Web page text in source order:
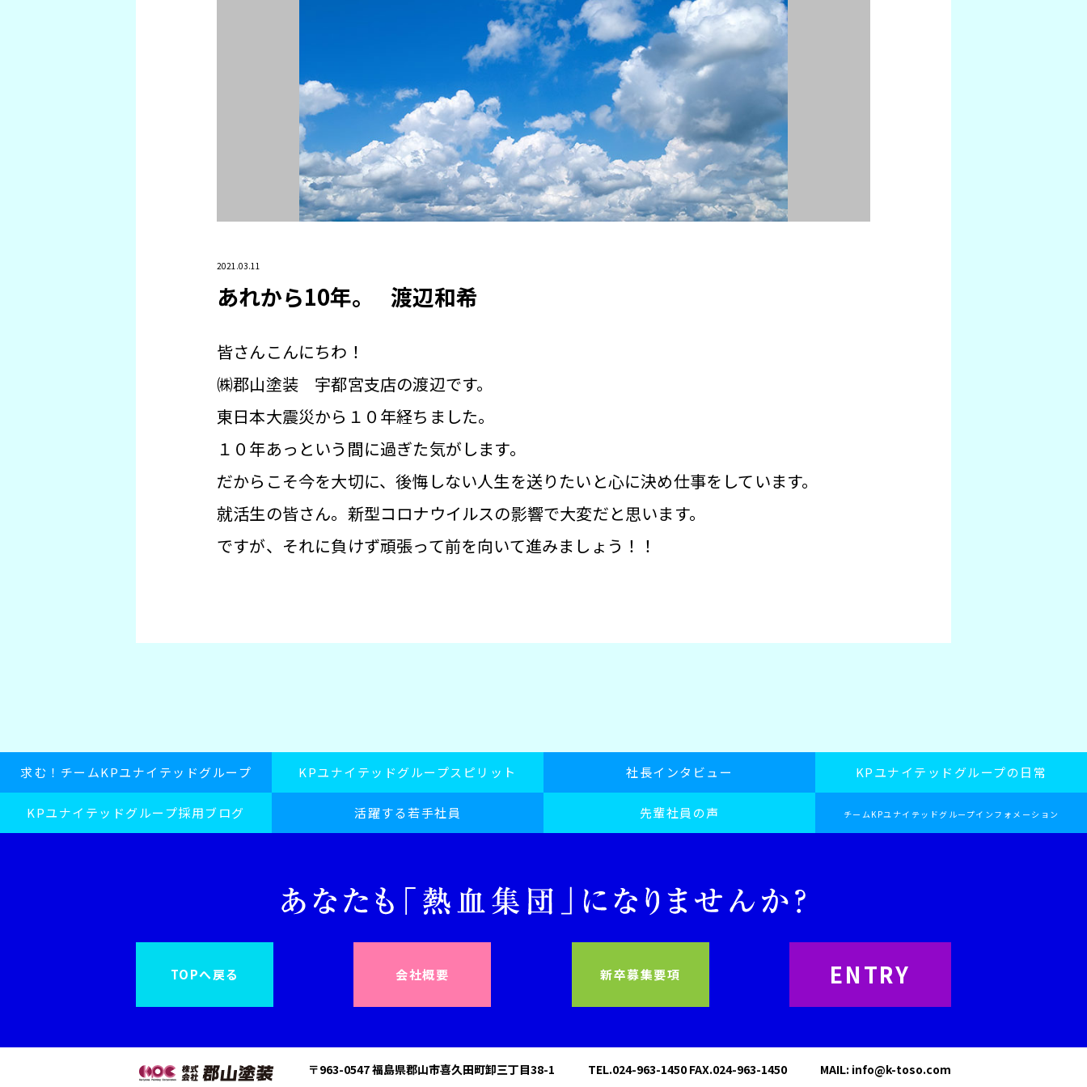
2021.03.11
あれから10年。 渡辺和希
皆さんこんにちわ！
㈱郡山塗装 宇都宮支店の渡辺です。
東日本大震災から１０年経ちました。
１０年あっという間に過ぎた気がします。
だからこそ今を大切に、後悔しない人生を送りたいと心に決め仕事をしています。
就活生の皆さん。新型コロナウイルスの影響で大変だと思います。
ですが、それに負けず頑張って前を向いて進みましょう！！
求む！チームKPユナイテッドグループ KPユナイテッドグループスピリット 社長インタビュー KPユナイテッドグループの日常
KPユナイテッドグループ採用ブログ 活躍する若手社員 先輩社員の声 チームKPユナイテッドグループインフォメーション
TOPへ戻る 会社概要 新卒募集要項 ENTRY
〒963-0547 福島県郡山市喜久田町卸三丁目38-1 TEL.024-963-1450 FAX.024-963-1450 MAIL: info@k-toso.com